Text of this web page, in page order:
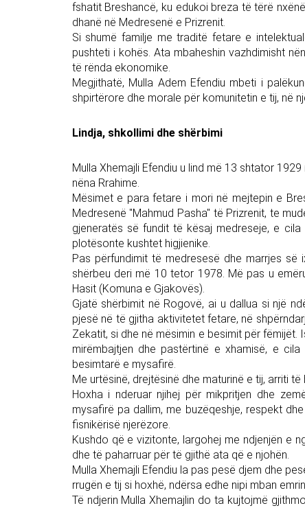
fshatit Breshancë, ku edukoi breza të tërë
dhanë në Medresenë e Prizrenit.
Si shumë familje me traditë fetare e
pushteti i kohës. Ata mbaheshin vazhdimisht
të rënda ekonomike.
Megjithatë, Mulla Adem Efendiu mbeti i
shpirtërore dhe morale për komunitetin e tij, në
Lindja, shkollimi dhe shërbimi
Mulla Xhemajli Efendiu u lind më 13 shtator
nëna Rrahime.
Mësimet e para fetare i mori në mejtepin e
Medresenë "Mahmud Pasha" të Prizrenit, te
gjeneratës së fundit të kësaj medreseje, e
plotësonte kushtet higjienike.
Pas përfundimit të medresesë dhe marrjes së
shërbeu deri më 10 tetor 1978. Më pas u
Hasit (Komuna e Gjakovës).
Gjatë shërbimit në Rogovë, ai u dallua si një
pjesë në të gjitha aktivitetet fetare, në
Zekatit, si dhe në mësimin e besimit për
mirëmbajtjen dhe pastërtinë e xhamisë, e
besimtarë e mysafirë.
Me urtësinë, drejtësinë dhe maturinë e tij, arriti
Hoxha i nderuar njihej për mikpritjen dhe
mysafirë pa dallim, me buzëqeshje, respekt
fisnikërisë njerëzore.
Kushdo që e vizitonte, largohej me ndjenjën e
dhe të paharruar për të gjithë ata që e njohën.
Mulla Xhemajli Efendiu la pas pesë djem dhe
rrugën e tij si hoxhë, ndërsa edhe nipi mban
Të ndjerin Mulla Xhemajlin do ta kujtojmë